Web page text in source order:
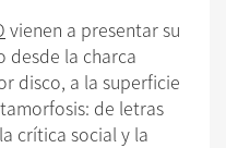
vienen a presentar su
desde la charca
disco, a la superficie
de letras
crítica social y la